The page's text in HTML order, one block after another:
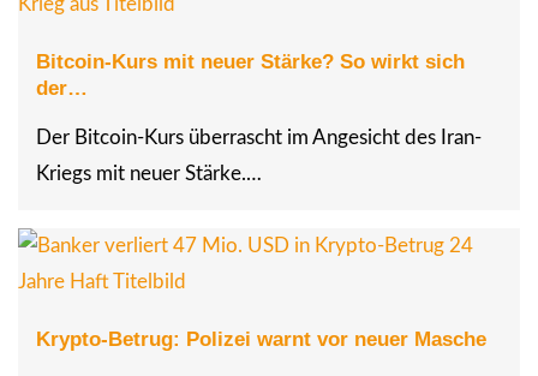
Bitcoin-Kurs mit neuer Stärke? So wirkt sich
der…
Der Bitcoin-Kurs überrascht im Angesicht des Iran-
Kriegs mit neuer Stärke.…
Krypto-Betrug: Polizei warnt vor neuer Masche